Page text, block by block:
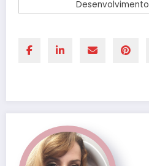
Desenvolvimento